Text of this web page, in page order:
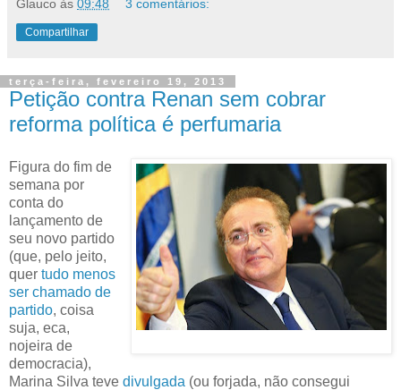
Glauco às 09:48 3 comentários:
Compartilhar
terça-feira, fevereiro 19, 2013
Petição contra Renan sem cobrar
reforma política é perfumaria
Figura do fim de
semana por
conta do
lançamento de
seu novo partido
(que, pelo jeito,
quer tudo menos
ser chamado de
partido, coisa
suja, eca,
nojeira de
democracia),
Marina Silva teve divulgada (ou forjada, não consegui